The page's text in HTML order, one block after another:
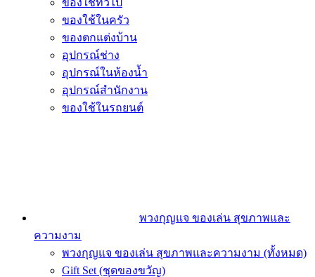
ของใช้ทั่วไป
ของใช้ในครัว
ของตกแต่งบ้าน
อุปกรณ์ช่าง
อุปกรณ์ในห้องน้ำ
อุปกรณ์สำนักงาน
ของใช้ในรถยนต์
พวงกุญแจ ของเล่น สุขภาพและ
ความงาม
พวงกุญแจ ของเล่น สุขภาพและความงาม (ทั้งหมด)
Gift Set (ชุดของขวัญ)